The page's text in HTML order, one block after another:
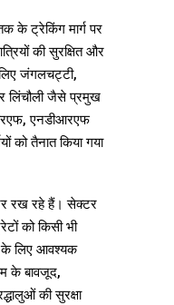
के ट्रेकिंग मार्ग पर
की सुरक्षित और
जंगलचट्टी,
लिंचौली जैसे प्रमुख
एनडीआरएफ
को तैनात किया गया
रख रहे हैं। सेक्टर
को किसी भी
के लिए आवश्यक
के बावजूद,
की सुरक्षा